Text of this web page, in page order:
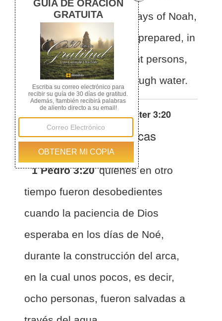
patience waited in the days of Noah,
while the ark was being prepared, in
which a few, that is,
eight persons,
were brought safely through water.
Otras traducciones de1 Peter 3:20
La Biblia de las Américas
(Español)BLA
1 Pedro 3:20 quienes en otro
tiempo fueron desobedientes
cuando la paciencia de Dios
esperaba en los días de Noé,
durante la construcción del arca,
en la cual unos pocos, es decir,
ocho personas, fueron salvadas a